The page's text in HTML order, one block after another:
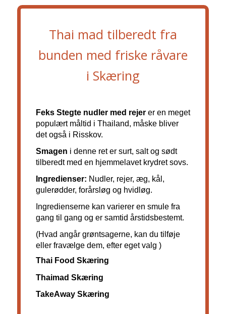
Thai mad tilberedt fra
bunden med friske råvare
i Skæring
Feks Stegte nudler med rejer er en meget
populært måltid i Thailand, måske bliver
det også i Risskov.
Smagen i denne ret er surt, salt og sødt
tilberedt med en hjemmelavet krydret sovs.
Ingredienser: Nudler, rejer, æg, kål,
gulerødder, forårsløg og hvidløg.
Ingrediensernekan varierer en smule fra
gang til gang og er samtid årstidsbestemt.
(Hvad angår grøntsagerne, kan du tilføje
eller fravælge dem, efter eget valg )
Thai Food Skæring
Thaimad Skæring
TakeAway Skæring